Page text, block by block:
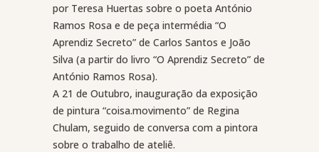
por Teresa Huertas sobre o poeta António
Ramos Rosa e de peça intermédia “O
Aprendiz Secreto” de Carlos Santos e João
Silva (a partir do livro “O Aprendiz Secreto” de
António Ramos Rosa).
A 21 de Outubro, inauguração da exposição
de pintura “coisa.movimento” de Regina
Chulam, seguido de conversa com a pintora
sobre o trabalho de ateliê.